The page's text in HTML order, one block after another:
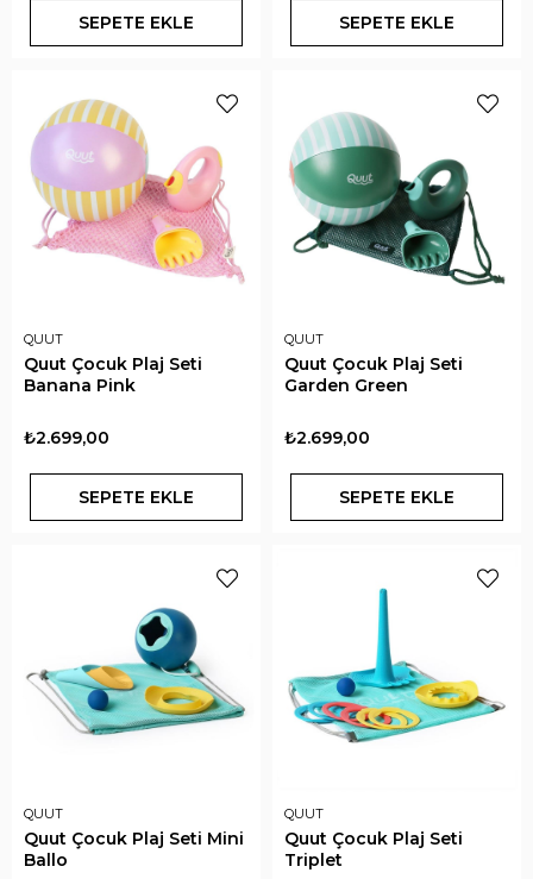
SEPETE EKLE SEPETE EKLE
QUUT
Quut Çocuk Plaj Seti
Banana Pink
₺2.699,00
SEPETE EKLE
QUUT
Quut Çocuk Plaj Seti
Garden Green
₺2.699,00
SEPETE EKLE
QUUT
Quut Çocuk Plaj Seti Mini
Ballo
QUUT
Quut Çocuk Plaj Seti
Triplet